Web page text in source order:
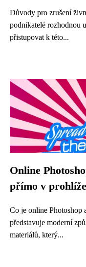
Důvody pro zrušení
podnikatelé rozhodnou
přistupovat k této...
Online
přímo v
Co je online Photoshop
představuje moderní
materiálů, který...